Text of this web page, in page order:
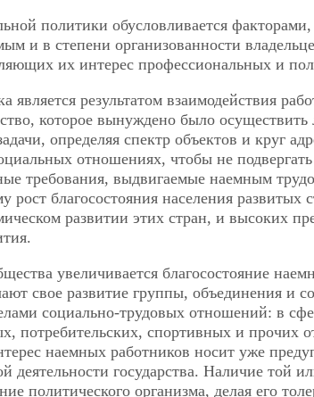
политики обусловливается
и в степени организованности
их интерес профессиональных и
является результатом взаимодействия
которое вынуждено было
определяя спектр объектов и круг
отношениях, чтобы не
требования, выдвигаемые наемным
благосостояния населения развитых
развитии этих стран, и высоких
увеличивается благосостояние
свое развитие группы, объединения и
социально-трудовых отношений: в
потребительских, спортивных и прочих
наемных работников носит уже
деятельности государства. Наличие той
политического организма, делая его